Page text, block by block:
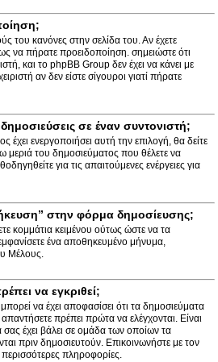
του κανόνες στην σελίδα του. Αν έχετε
να πήρατε προειδοποίηση. σημειώστε ότι
και το phpBB Group δεν έχει να κάνει με
αν δεν είστε σίγουροι γιατί πήρατε
σε έναν συντονιστή;
έχει ενεργοποιήσει αυτή την επιλογή, θα δείτε
του δημοσιεύματος που θέλετε να
για τις απαιτούμενες ενέργειες για
στην φόρμα δημοσίευσης;
κομμάτια κειμένου ούτως ώστε να τα
ένα αποθηκευμένο μήνυμα,
Μέλους.
να εγκριθεί;
να έχει αποφασίσει ότι τα δημοσιεύματα
πρέπει πρώτα να ελέγχονται. Είναι
σας έχει βάλει σε ομάδα των οποίων τα
πριν δημοσιευτούν. Επικοινωνήστε με τον
περισσότερες πληροφορίες.